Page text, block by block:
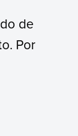
de
Por